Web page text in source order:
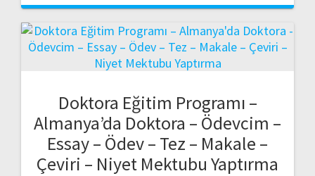
Doktora Eğitim Programı –
Almanya’da Doktora – Ödevcim –
Essay – Ödev – Tez – Makale –
Çeviri – Niyet Mektubu Yaptırma